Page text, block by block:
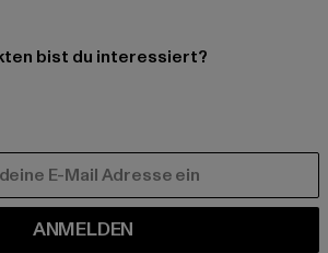
bist du interessiert?
ANMELDEN